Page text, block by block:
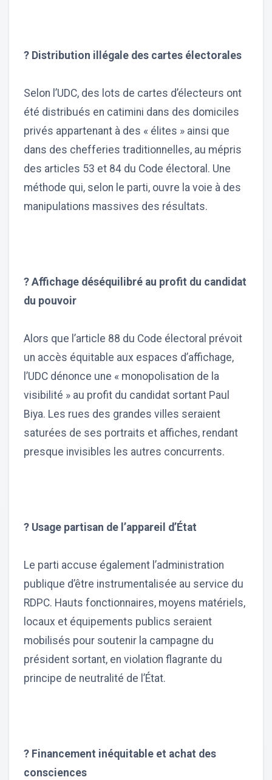
? Distribution illégale des cartes électorales
Selon l’UDC, des lots de cartes d’électeurs ont
été distribués en catimini dans des domiciles
privés appartenant à des « élites » ainsi que
dans des chefferies traditionnelles, au mépris
des articles 53 et 84 du Code électoral. Une
méthode qui, selon le parti, ouvre la voie à des
manipulations massives des résultats.
? Affichage déséquilibré au profit du candidat
du pouvoir
Alors que l’article 88 du Code électoral prévoit
un accès équitable aux espaces d’affichage,
l’UDC dénonce une « monopolisation de la
visibilité » au profit du candidat sortant Paul
Biya. Les rues des grandes villes seraient
saturées de ses portraits et affiches, rendant
presque invisibles les autres concurrents.
? Usage partisan de l’appareil d’État
Le parti accuse également l’administration
publique d’être instrumentalisée au service du
RDPC. Hauts fonctionnaires, moyens matériels,
locaux et équipements publics seraient
mobilisés pour soutenir la campagne du
président sortant, en violation flagrante du
principe de neutralité de l’État.
? Financement inéquitable et achat des
consciences